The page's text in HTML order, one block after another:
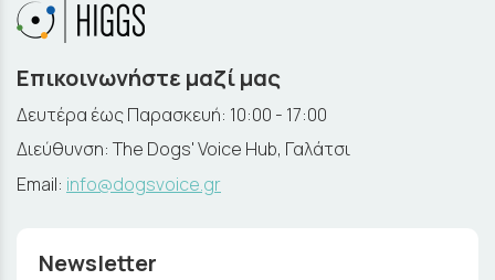
Επικοινωνήστε μαζί μας
Δευτέρα έως Παρασκευή: 10:00 - 17:00
Διεύθυνση: The Dogs' Voice Hub, Γαλάτσι
Email: info@dogsvoice.gr
Newsletter